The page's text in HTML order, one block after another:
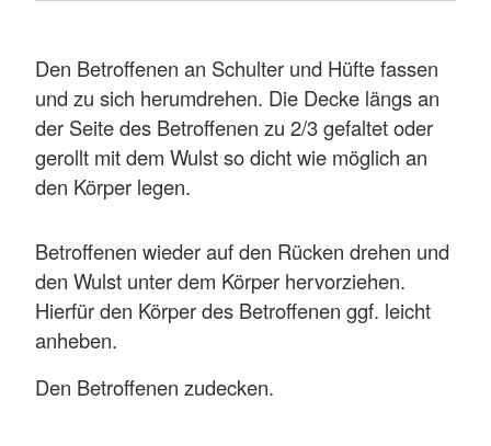
Den Betroffenen an Schulter und Hüfte fassen
und zu sich herumdrehen. Die Decke längs an
der Seite des Betroffenen zu 2/3 gefaltet oder
gerollt mit dem Wulst so dicht wie möglich an
den Körper legen.
Betroffenen wieder auf den Rücken drehen und
den Wulst unter dem Körper hervorziehen.
Hierfür den Körper des Betroffenen ggf. leicht
anheben.
Den Betroffenen zudecken.